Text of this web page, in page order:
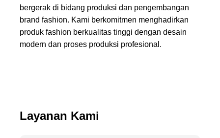
bergerak di bidang produksi dan pengembangan
brand fashion. Kami berkomitmen menghadirkan
produk fashion berkualitas tinggi dengan desain
modern dan proses produksi profesional.
Layanan Kami